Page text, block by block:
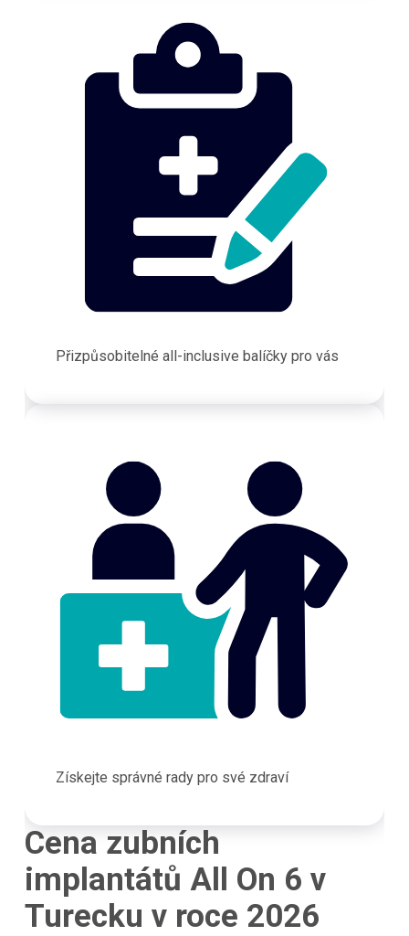
Přizpůsobitelné all-inclusive balíčky pro vás
Získejte správné rady pro své zdraví
Cena zubních
implantátů All On 6 v
Turecku v roce 2026